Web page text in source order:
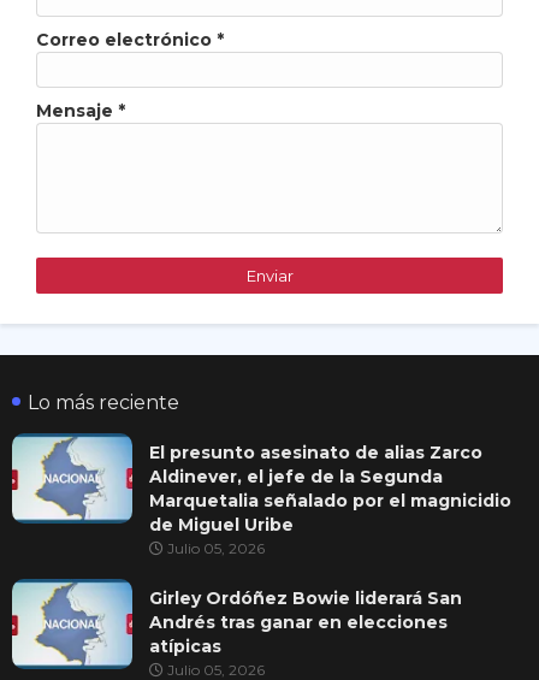
Correo electrónico *
Mensaje *
Lo más reciente
El presunto asesinato de alias Zarco
Aldinever, el jefe de la Segunda
Marquetalia señalado por el magnicidio
de Miguel Uribe
Julio 05, 2026
Girley Ordóñez Bowie liderará San
Andrés tras ganar en elecciones
atípicas
Julio 05, 2026